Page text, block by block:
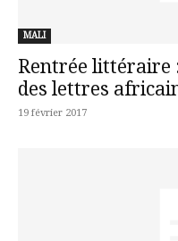
MALI
Rentrée littéraire
des lettres
19 février 2017